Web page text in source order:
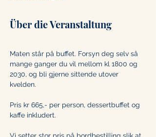
Über die Veranstaltung
Maten står på buffet. Forsyn deg selv så
mange ganger du vil mellom kl 1800 og
2030, og bli gjerne sittende utover
kvelden.
Pris kr 665,- per person, dessertbuffet og
kaffe inkludert.